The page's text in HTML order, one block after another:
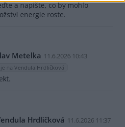
a napište, co by mohlo
energie roste.
Metelka 11.6.2026 10:43
na Vendula Hrdličková
Hrdličková 11.6.2026 11:37